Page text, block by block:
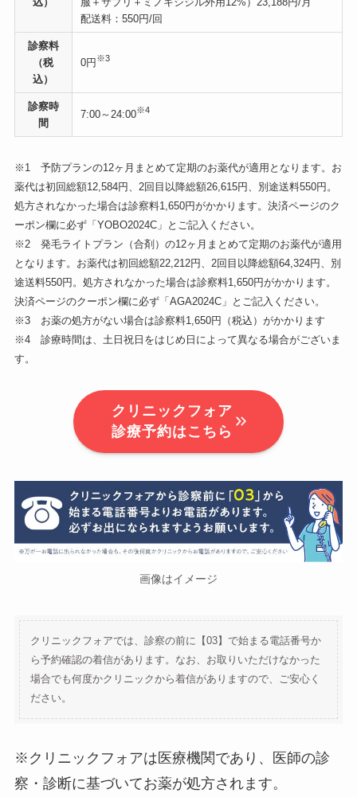
配送料：550円/回
診察料
（税
込）
0円 ※3
診察時
間
7:00～24:00※4
※1 予防プランの12ヶ月まとめて定期のお薬代が適用となります。お
薬代は初回総額12,584円、2回目以降総額26,615円、別途送料550円。
処方されなかった場合は診察料1,650円がかかります。決済ページのク
ーポン欄に必ず「YOBO2024C」とご記入ください。
※2 発毛ライトプラン（合剤）の12ヶ月まとめて定期のお薬代が適用
となります。お薬代は初回総額22,212円、2回目以降総額64,324円、別
途送料550円。処方されなかった場合は診察料1,650円がかかります。
決済ページのクーポン欄に必ず「AGA2024C」とご記入ください。
※3 お薬の処方がない場合は診察料1,650円（税込）がかかります
※4 診療時間は、土日祝日をはじめ日によって異なる場合がございま
す。
クリニックフォア
診療予約はこちら
画像はイメージ
クリニックフォアでは、診察の前に【03】で始まる電話番号か
ら予約確認の着信があります。なお、お取りいただけなかった
場合でも何度かクリニックから着信がありますので、ご安心く
ださい。
※クリニックフォアは医療機関であり、医師の診
察・診断に基づいてお薬が処方されます。